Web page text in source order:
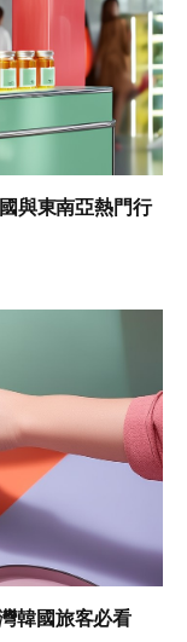
與東南亞熱門行
韓國旅客必看